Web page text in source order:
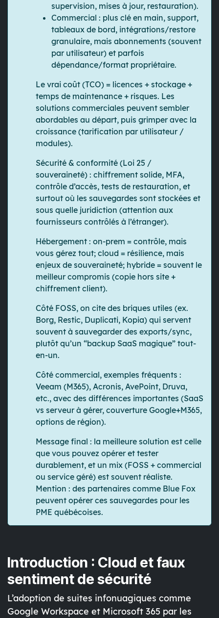
supervision, mises à jour, restauration).
Commercial : plus clé en main, support,
tableaux de bord, intégrations/restore
granulaire, mais abonnements (souvent
par utilisateur) et parfois
dépendance/format propriétaire.
Le vrai coût (TCO) = licences + stockage +
temps de maintenance + risques. Les
solutions commerciales peuvent sembler
abordables au départ, puis grimper avec la
croissance (tarification par utilisateur /
modules).
Sécurité & conformité (Loi 25 /
souveraineté) : chiffrement solide, MFA,
contrôle d’accès, tests de restauration, et
surtout où les sauvegardes sont stockées et
sous quelle juridiction (attention aux
fournisseurs contrôlés à l’étranger).
Hébergement : on-prem = contrôle, mais
vous gérez tout; cloud = résilience, mais
enjeux de souveraineté; hybride = souvent le
meilleur compromis (copie hors site +
chiffrement client).
Côté FOSS, on cite des briques utiles (ex.
Borg, Restic, Duplicati, Kopia) qui servent
souvent à sauvegarder des exports/sync,
plutôt qu’un “backup SaaS magique” tout-
en-un.
Côté commercial, exemples fréquents :
Veeam (M365), Acronis, AvePoint, Druva,
etc., avec des différences importantes (SaaS
vs serveur à gérer, couverture Google+M365,
options de région).
Message final : la meilleure solution est celle
que vous pouvez opérer et tester
durablement, et un mix (FOSS + commercial
ou service géré) est souvent réaliste.
Mention : des partenaires comme Blue Fox
peuvent opérer ces sauvegardes pour les
PME québécoises.
Introduction : Cloud et faux
sentiment de sécurité
L’adoption de suites infonuagiques comme
Google Workspace et Microsoft 365 par les